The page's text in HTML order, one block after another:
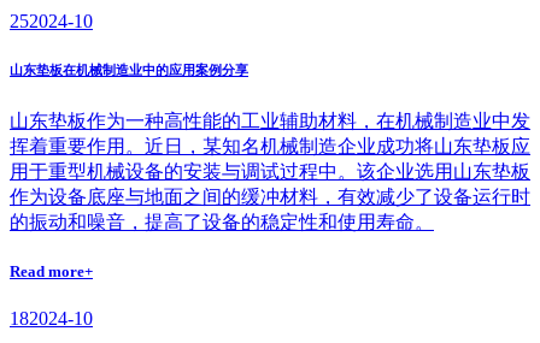
252024-10
山东垫板在机械制造业中的应用案例分享
山东垫板作为一种高性能的工业辅助材料，在机械制造业中发
挥着重要作用。近日，某知名机械制造企业成功将山东垫板应
用于重型机械设备的安装与调试过程中。该企业选用山东垫板
作为设备底座与地面之间的缓冲材料，有效减少了设备运行时
的振动和噪音，提高了设备的稳定性和使用寿命。
Read more+
182024-10